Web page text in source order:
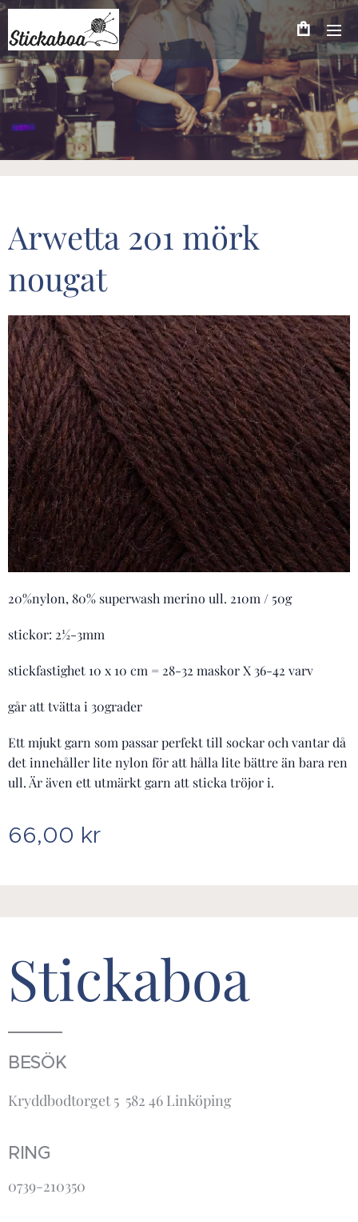
Arwetta 201 mörk
nougat
20%nylon, 80% superwash merino ull. 210m / 50g
stickor: 2½-3mm
stickfastighet 10 x 10 cm = 28-32 maskor X 36-42 varv
går att tvätta i 30grader
Ett mjukt garn som passar perfekt till sockar och vantar då
det innehåller lite nylon för att hålla lite bättre än bara ren
ull. Är även ett utmärkt garn att sticka tröjor i.
66,00 kr
Stickaboa
BESÖK
Kryddbodtorget 5 582 46 Linköping
RING
0739-210350